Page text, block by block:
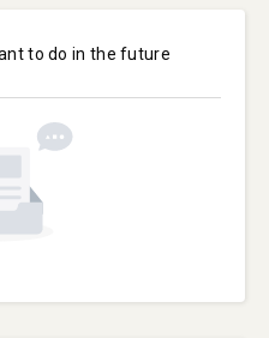
to do in the future